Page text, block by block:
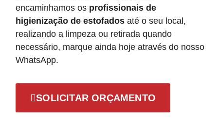
encaminhamos os profissionais de
higienização de estofados até o seu local,
realizando a limpeza ou retirada quando
necessário, marque ainda hoje através do nosso
WhatsApp.
SOLICITAR ORÇAMENTO